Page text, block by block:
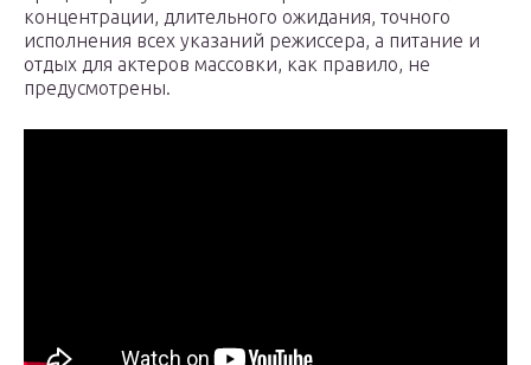
концентрации, длительного ожидания, точного
исполнения всех указаний режиссера, а питание и
отдых для актеров массовки, как правило, не
предусмотрены.